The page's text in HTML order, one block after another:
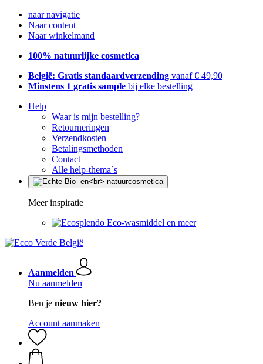
naar navigatie
Naar content
Naar winkelmand
100% natuurlijke cosmetica
België: Gratis standaardverzending vanaf € 49,90
Minstens 1 gratis sample bij elke bestelling
Help
Waar is mijn bestelling?
Retourneringen
Verzendkosten
Betalingsmethoden
Contact
Alle help-thema`s
Meer inspiratie
Eco-wasmiddel en meer
Aanmelden
Nu aanmelden
Ben je nieuw hier?
Account aanmaken